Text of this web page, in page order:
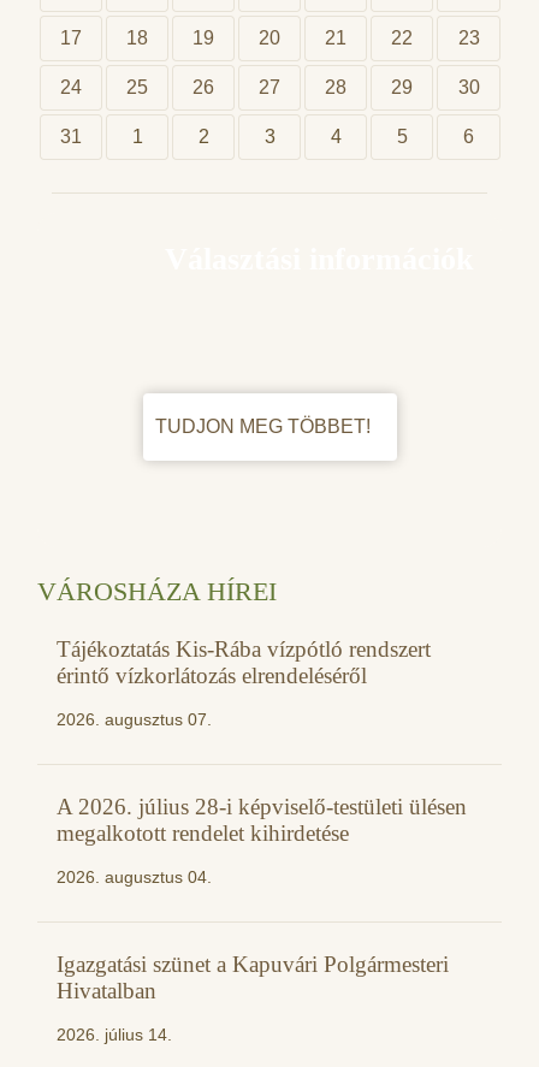
17 18 19 20 21 22 23
24 25 26 27 28 29 30
31 1 2 3 4 5 6
TUDJON MEG TÖBBET!
VÁROSHÁZA HÍREI
Tájékoztatás Kis-Rába vízpótló rendszert
érintő vízkorlátozás elrendeléséről
2026. augusztus 07.
A 2026. július 28-i képviselő-testületi ülésen
megalkotott rendelet kihirdetése
2026. augusztus 04.
Igazgatási szünet a Kapuvári Polgármesteri
Hivatalban
2026. július 14.